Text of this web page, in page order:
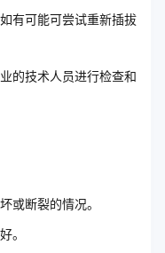
有可能可尝试重新插拔
的技术人员进行检查和
或断裂的情况。
。